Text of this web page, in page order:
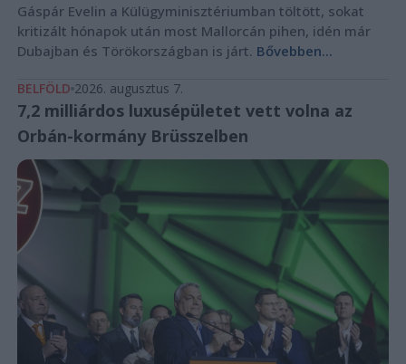
Gáspár Evelin a Külügyminisztériumban töltött, sokat
kritizált hónapok után most Mallorcán pihen, idén már
Dubajban és Törökországban is járt. Bővebben...
BELFÖLD 2026. augusztus 7.
7,2 milliárdos luxusépületet vett volna az
Orbán-kormány Brüsszelben